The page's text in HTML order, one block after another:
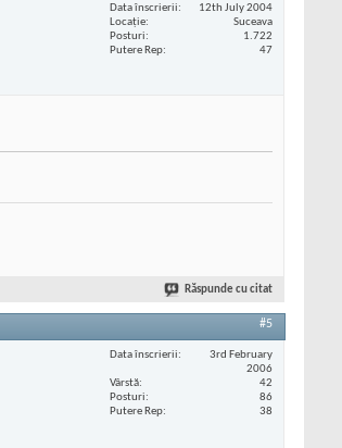
Data înscrierii
12th July 2004
Locaţie
Suceava
Posturi
1.722
Putere Rep
47
Răspunde cu citat
#5
Data înscrierii
3rd February
2006
Vârstă
42
Posturi
86
Putere Rep
38